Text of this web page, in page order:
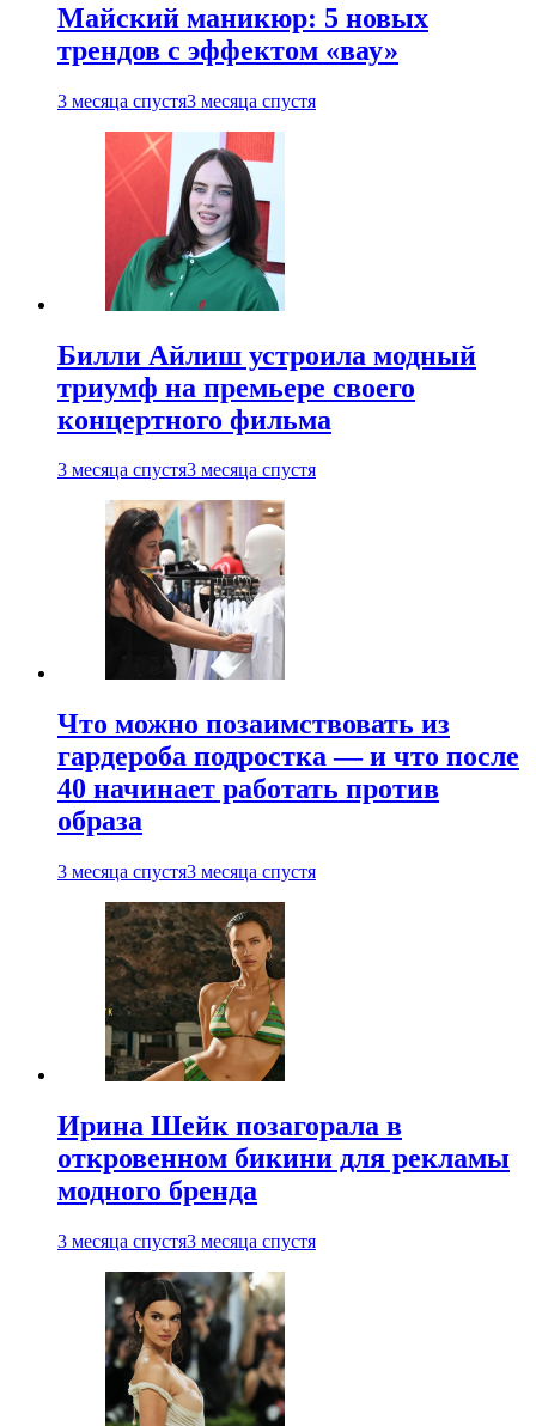
Майский маникюр: 5 новых
трендов с эффектом «вау»
3 месяца спустя3 месяца спустя
Билли Айлиш устроила модный
триумф на премьере своего
концертного фильма
3 месяца спустя3 месяца спустя
Что можно позаимствовать из
гардероба подростка — и что после
40 начинает работать против
образа
3 месяца спустя3 месяца спустя
Ирина Шейк позагорала в
откровенном бикини для рекламы
модного бренда
3 месяца спустя3 месяца спустя